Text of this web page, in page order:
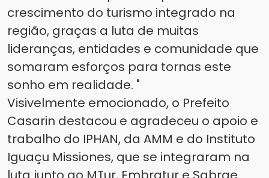
crescimento do turismo integrado na
região, graças a luta de muitas
lideranças, entidades e comunidade que
somaram esforços para tornas este
sonho em realidade. "
Visivelmente emocionado, o Prefeito
Casarin destacou e agradeceu o apoio e
trabalho do IPHAN, da AMM e do Instituto
Iguaçu Missiones, que se integraram na